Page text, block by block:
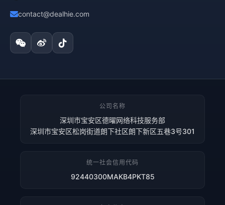
contact@dealhie.com
公司名称
深圳市宝安区德曜网络科技服务部
深圳市宝安区松岗街道朗下社区朗下新区五巷3号301
统一社会信用代码
92440300MAKB4PKT85